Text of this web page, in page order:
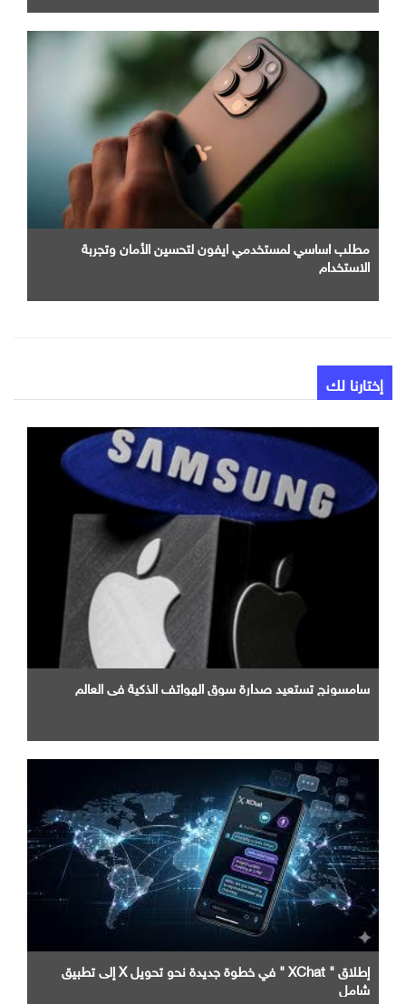
مطلب اساسي لمستخدمي ايفون لتحسين الأمان وتجربة
الاستخدام
إختارنا لك
سامسونج تستعيد صدارة سوق الهواتف الذكية في العالم
إطلاق " XChat " في خطوة جديدة نحو تحويل X إلى تطبيق
شامل